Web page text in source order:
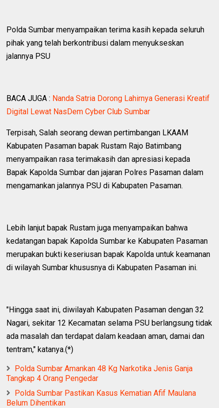
Polda Sumbar menyampaikan terima kasih kepada seluruh
pihak yang telah berkontribusi dalam menyukseskan
jalannya PSU
BACA JUGA : Nanda Satria Dorong Lahirnya Generasi Kreatif
Digital Lewat NasDem Cyber Club Sumbar
Terpisah, Salah seorang dewan pertimbangan LKAAM
Kabupaten Pasaman bapak Rustam Rajo Batimbang
menyampaikan rasa terimakasih dan apresiasi kepada
Bapak Kapolda Sumbar dan jajaran Polres Pasaman dalam
mengamankan jalannya PSU di Kabupaten Pasaman.
Lebih lanjut bapak Rustam juga menyampaikan bahwa
kedatangan bapak Kapolda Sumbar ke Kabupaten Pasaman
merupakan bukti keseriusan bapak Kapolda untuk keamanan
di wilayah Sumbar khususnya di Kabupaten Pasaman ini.
"Hingga saat ini, diwilayah Kabupaten Pasaman dengan 32
Nagari, sekitar 12 Kecamatan selama PSU berlangsung tidak
ada masalah dan terdapat dalam keadaan aman, damai dan
tentram," katanya.(*)
Polda Sumbar Amankan 48 Kg Narkotika Jenis Ganja
Tangkap 4 Orang Pengedar
Polda Sumbar Pastikan Kasus Kematian Afif Maulana
Belum Dihentikan